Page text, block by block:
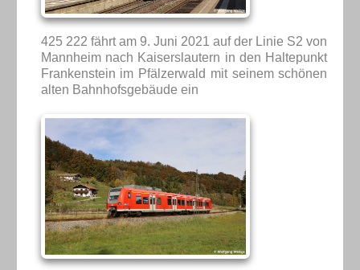
425 222 fährt am 9. Juni 2021 auf der Linie S2 von
Mannheim nach Kaiserslautern in den Haltepunkt
Frankenstein im Pfälzerwald mit seinem schönen
alten Bahnhofsgebäude ein